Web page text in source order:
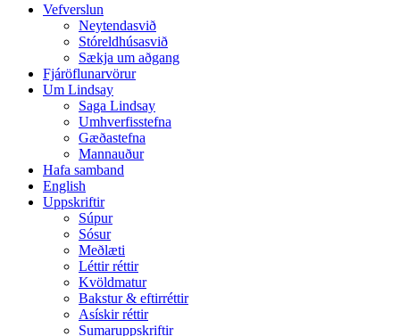
Vefverslun
Neytendasvið
Stóreldhúsasvið
Sækja um aðgang
Fjáröflunarvörur
Um Lindsay
Saga Lindsay
Umhverfisstefna
Gæðastefna
Mannauður
Hafa samband
English
Uppskriftir
Súpur
Sósur
Meðlæti
Léttir réttir
Kvöldmatur
Bakstur & eftirréttir
Asískir réttir
Sumaruppskriftir